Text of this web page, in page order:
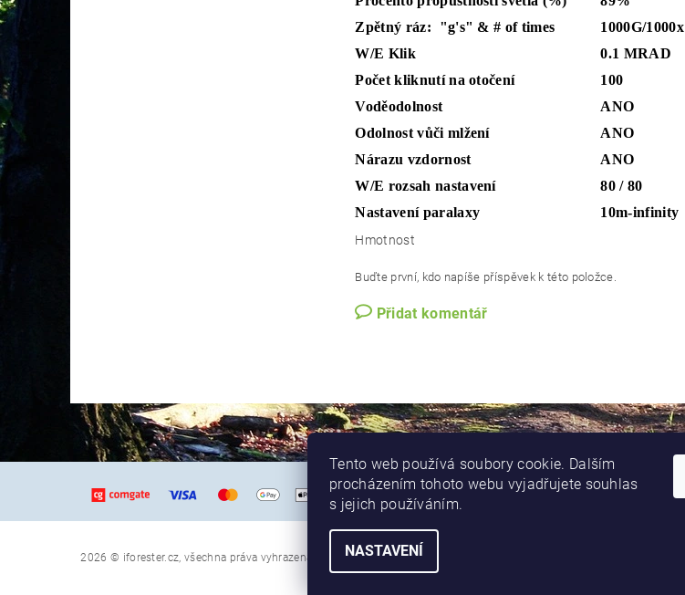
Zpětný ráz: "g's" & # of times
1000G/1000x
W/E Klik
0.1 MRAD
Počet kliknutí na otočení
100
Voděodolnost
ANO
Odolnost vůči mlžení
ANO
Nárazu vzdornost
ANO
W/E rozsah nastavení
80 / 80
Nastavení paralaxy
10m-infinity
Hmotnost
Buďte první, kdo napíše příspěvek k této položce.
Přidat komentář
2026 © iforester.cz, všechna práva vyhrazena Upravit nastavení cookies
Tento web používá soubory cookie. Dalším
procházením tohoto webu vyjadřujete souhlas
s jejich používáním.
NASTAVENÍ